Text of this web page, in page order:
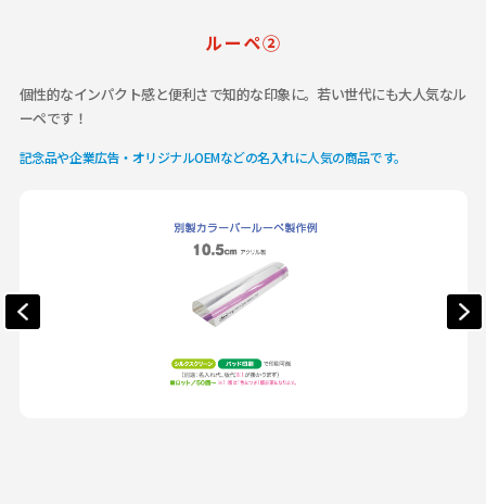
ルーペ②
個性的なインパクト感と便利さで知的な印象に。若い世代にも大人気なル
ーペです！
記念品や企業広告・オリジナルOEMなどの名入れに人気の商品です。